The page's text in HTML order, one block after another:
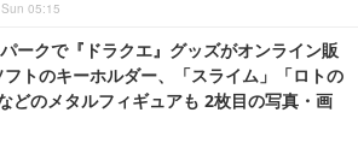
05:15
ークで『ドラクエ』グッズがオンライン販
トのキーホルダー、「スライム」「ロトの
どのメタルフィギュアも 2枚目の写真・画